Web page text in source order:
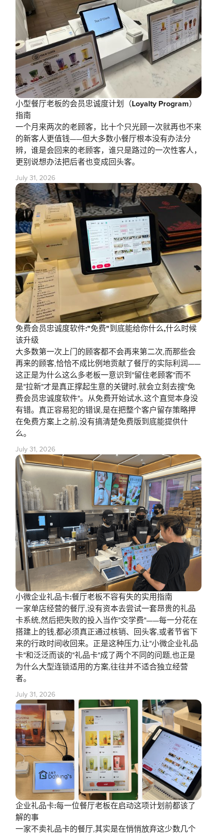
小型餐厅老板的会员忠诚度计划（Loyalty Program）
指南
一个月来两次的老顾客，比十个只光顾一次就再也不来
的新客人更值钱——但大多数小餐厅根本没有办法分
辨，谁是会回来的老顾客，谁只是路过的一次性客人，
更别说想办法把后者也变成回头客。
July 31, 2026
免费会员忠诚度软件:"免费"到底能给你什么,什么时候
该升级
大多数第一次上门的顾客都不会再来第二次,而那些会
再来的顾客,恰恰不成比例地贡献了餐厅的实际利润——
这正是为什么这么多老板一意识到"留住老顾客"而不
是"拉新"才是真正撑起生意的关键时,就会立刻去搜"免
费会员忠诚度软件"。从免费开始试水,这个直觉本身没
有错。真正容易犯的错误,是在把整个客户留存策略押
在免费方案上之前,没有搞清楚免费版到底能提供什
么。
July 31, 2026
小微企业礼品卡:餐厅老板不容有失的实用指南
一家单店经营的餐厅,没有资本去尝试一套昂贵的礼品
卡系统,然后把失败的投入当作"交学费"——每一分花在
搭建上的钱,都必须真正通过核销、回头客,或者节省下
来的行政时间收回来。正是这种压力,让"小微企业礼品
卡"和泛泛而谈的"礼品卡"成了两个不同的问题,也正是
为什么大型连锁适用的方案,往往并不适合独立经营
者。
July 31, 2026
企业礼品卡:每一位餐厅老板在启动这项计划前都该了
解的事
一家不卖礼品卡的餐厅,其实是在悄悄放弃这少数几个